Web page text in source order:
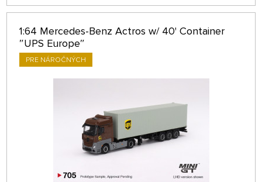
1:64 Mercedes-Benz Actros w/ 40' Container
″UPS Europe″
PRE NÁROČNÝCH